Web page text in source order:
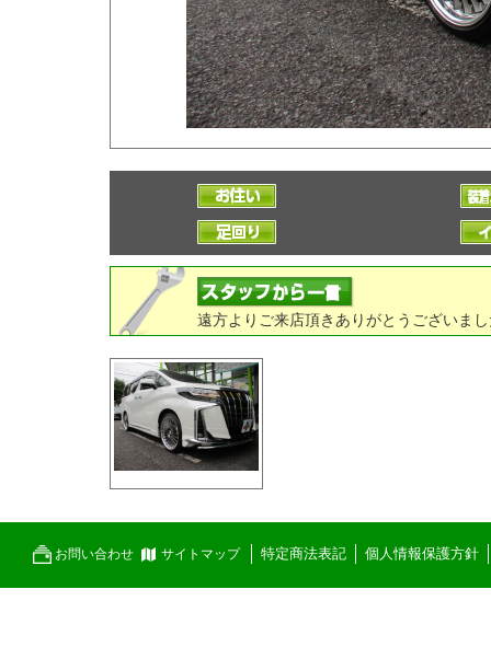
遠方よりご来店頂きありがとうございま
お問い合わせ サイトマップ 特定商法表記 個人情報保護方針